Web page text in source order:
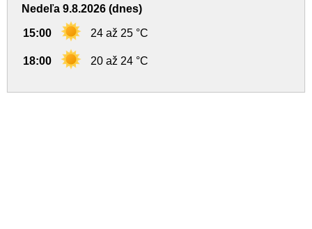
Nedeľa 9.8.2026 (dnes)
15:00 24 až 25 °C
18:00 20 až 24 °C